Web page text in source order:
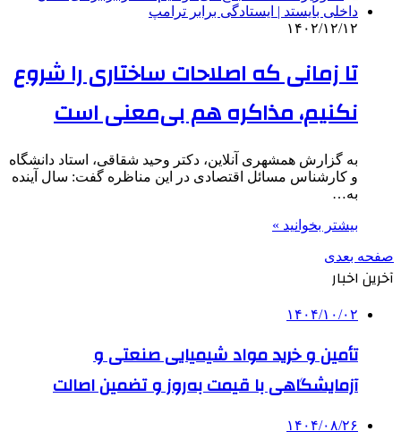
۱۴۰۲/۱۲/۱۲
تا زمانی که اصلاحات ساختاری را شروع
نکنیم، مذاکره هم بی‌معنی است
به گزارش همشهری آنلاین، دکتر وحید شقاقی، استاد دانشگاه
و کارشناس مسائل اقتصادی در این مناظره گفت: سال آینده
به…
بیشتر بخوانید »
صفحه بعدی
آخرین اخبار
۱۴۰۴/۱۰/۰۲
تأمین و خرید مواد شیمیایی صنعتی و
آزمایشگاهی با قیمت به‌روز و تضمین اصالت
۱۴۰۴/۰۸/۲۶